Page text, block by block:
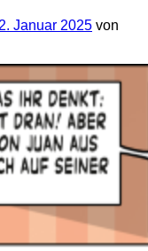
Januar 2025 von